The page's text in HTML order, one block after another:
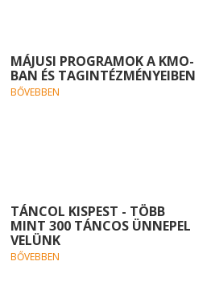
MÁJUSI PROGRAMOK A KMO-
BAN ÉS TAGINTÉZMÉNYEIBEN
BŐVEBBEN
TÁNCOL KISPEST - TÖBB
MINT 300 TÁNCOS ÜNNEPEL
VELÜNK
BŐVEBBEN